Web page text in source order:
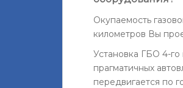
Окупаемость
километров Вы
Установка ГБО 4-
прагматичных
передвигается по